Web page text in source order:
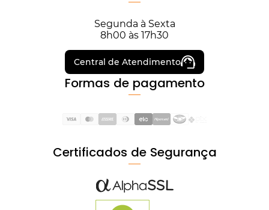
Segunda à Sexta
8h00 às 17h30
Central de Atendimento
Formas de pagamento
Certificados de Segurança